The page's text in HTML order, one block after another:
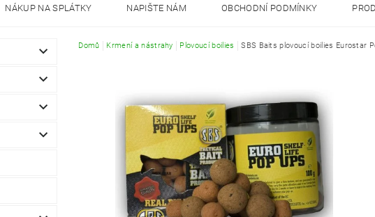
NÁKUP NA SPLÁTKY NAPIŠTE NÁM OBCHODNÍ PODMÍNKY
Domů Krmení a nástrahy Plovoucí boilies SBS Baits plovoucí boilies Eurostar